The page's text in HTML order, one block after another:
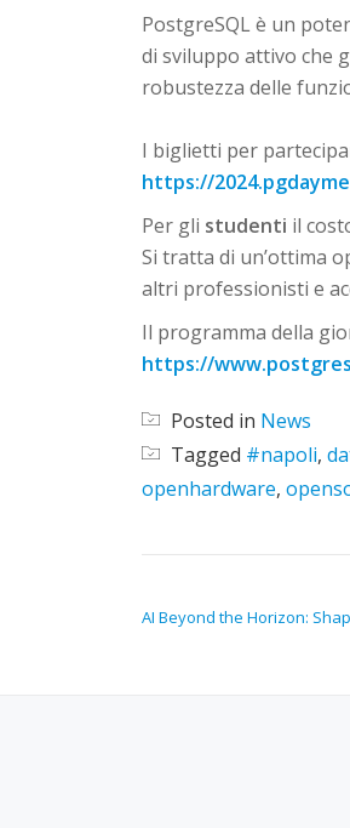
PostgreSQL è un
di sviluppo attivo che
robustezza delle
I biglietti per
https://
Per gli studenti il
Si tratta di un’ottima
altri professionisti e
Il programma della
https://
Posted in News
Tagged #napoli,
openhardware,
AI Beyond the Horizon: